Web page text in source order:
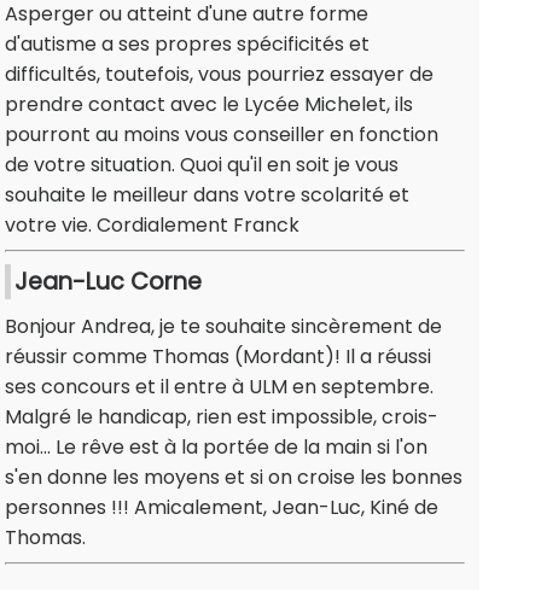
Asperger ou atteint d'une autre forme
d'autisme a ses propres spécificités et
difficultés, toutefois, vous pourriez essayer de
prendre contact avec le Lycée Michelet, ils
pourront au moins vous conseiller en fonction
de votre situation. Quoi qu'il en soit je vous
souhaite le meilleur dans votre scolarité et
votre vie. Cordialement Franck
Jean-Luc Corne
Bonjour Andrea, je te souhaite sincèrement de
réussir comme Thomas (Mordant)! Il a réussi
ses concours et il entre à ULM en septembre.
Malgré le handicap, rien est impossible, crois-
moi... Le rêve est à la portée de la main si l'on
s'en donne les moyens et si on croise les bonnes
personnes !!! Amicalement, Jean-Luc, Kiné de
Thomas.